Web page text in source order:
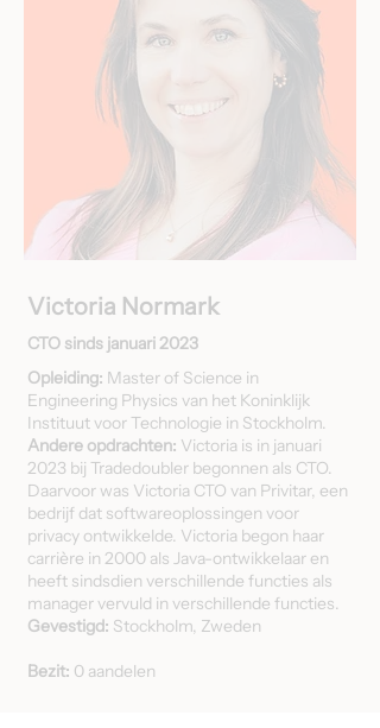
Victoria Normark
CTO sinds januari 2023
Opleiding: Master of Science in
Engineering Physics van het Koninklijk
Instituut voor Technologie in Stockholm.
Andere opdrachten: Victoria is in januari
2023 bij Tradedoubler begonnen als CTO.
Daarvoor was Victoria CTO van Privitar, een
bedrijf dat softwareoplossingen voor
privacy ontwikkelde. Victoria begon haar
carrière in 2000 als Java-ontwikkelaar en
heeft sindsdien verschillende functies als
manager vervuld in verschillende functies.
Gevestigd: Stockholm, Zweden
Bezit: 0 aandelen